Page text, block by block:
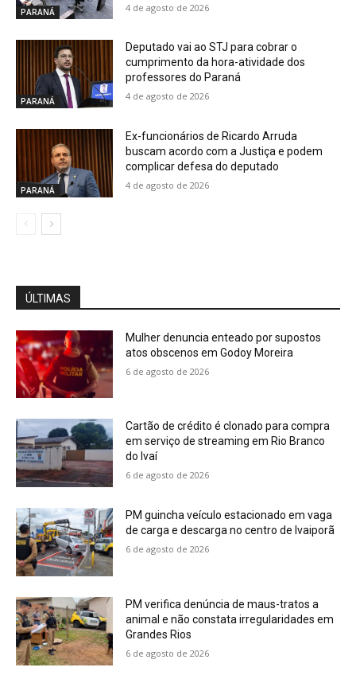
PARANÁ 4 de agosto de 2026
PARANÁ
Deputado vai ao STJ para cobrar o
cumprimento da hora-atividade dos
professores do Paraná
4 de agosto de 2026
PARANÁ
Ex-funcionários de Ricardo Arruda
buscam acordo com a Justiça e podem
complicar defesa do deputado
4 de agosto de 2026
ÚLTIMAS
Mulher denuncia enteado por supostos
atos obscenos em Godoy Moreira
6 de agosto de 2026
Cartão de crédito é clonado para compra
em serviço de streaming em Rio Branco
do Ivaí
6 de agosto de 2026
PM guincha veículo estacionado em vaga
de carga e descarga no centro de Ivaiporã
6 de agosto de 2026
PM verifica denúncia de maus-tratos a
animal e não constata irregularidades em
Grandes Rios
6 de agosto de 2026